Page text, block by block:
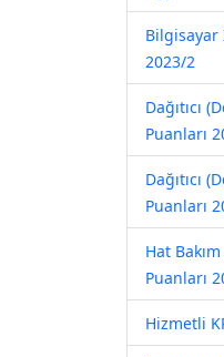
Bilgisayar
2023/2
Dağıtıcı
Puanları
Dağıtıcı
Puanları
Hat
Puanları
Hizmetli